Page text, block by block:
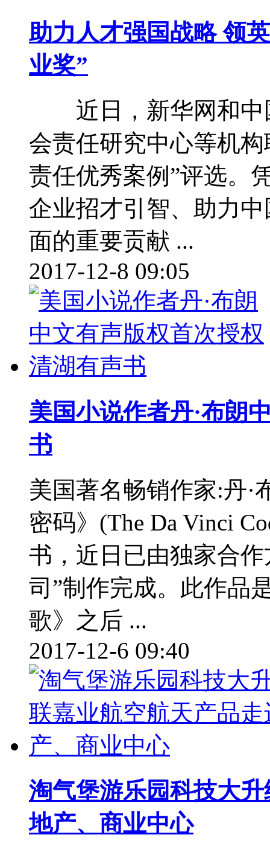
助力人才强国战略 领
业奖”
近日，新华网和中
会责任研究中心等机
责任优秀案例”评选。
企业招才引智、助力
面的重要贡献 ...
2017-12-8 09:05
美国小说作者丹·布朗
书
美国著名畅销作家:丹·
密码》(The Da Vinci
书，近日已由独家合
司”制作完成。此作品
歌》之后 ...
2017-12-6 09:40
淘气堡游乐园科技大
地产、商业中心